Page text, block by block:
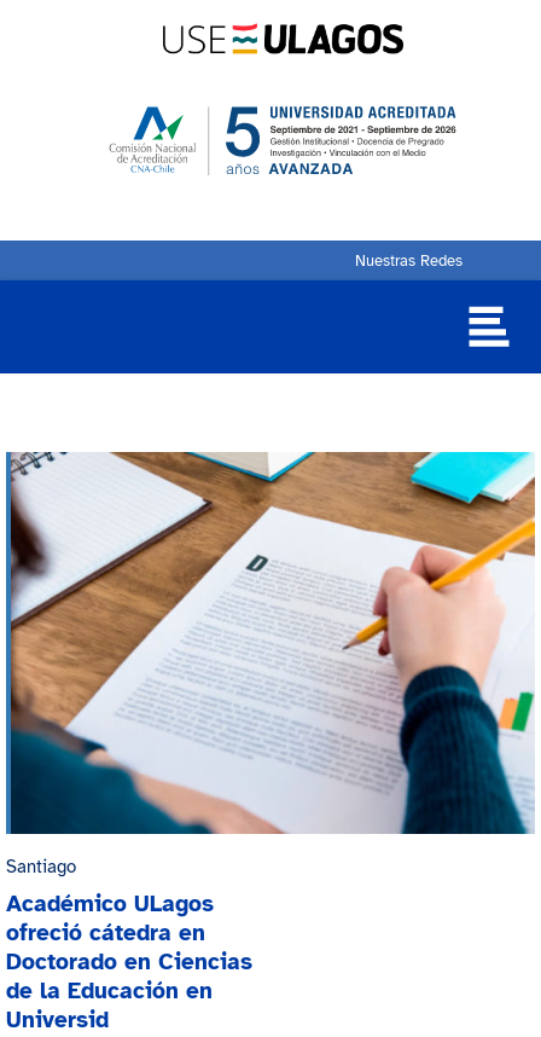
Nuestras Redes
Santiago
Académico ULagos
ofreció cátedra en
Doctorado en Ciencias
de la Educación en
Universid